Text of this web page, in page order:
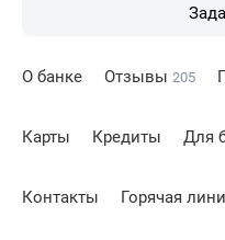
О банке Отзывы 205
Карты Кредиты Для
Контакты Горячая